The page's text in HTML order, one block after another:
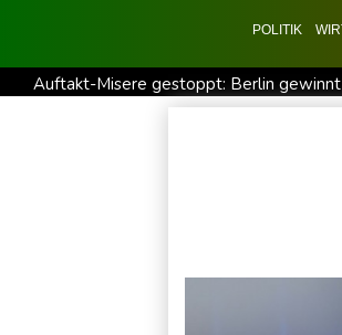
POLITIK
Auftakt-Misere gestoppt: Berlin gewinnt